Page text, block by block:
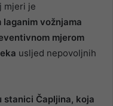
mjeri je
vožnjama
mjerom
usljed nepovoljnih
stanici Čapljina, koja